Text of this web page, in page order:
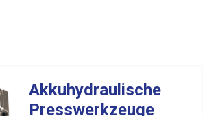
IT
Akkuhydraulische
Presswerkzeuge